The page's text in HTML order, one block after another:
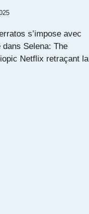
s’impose avec
dans Selena: The
Netflix retraçant la